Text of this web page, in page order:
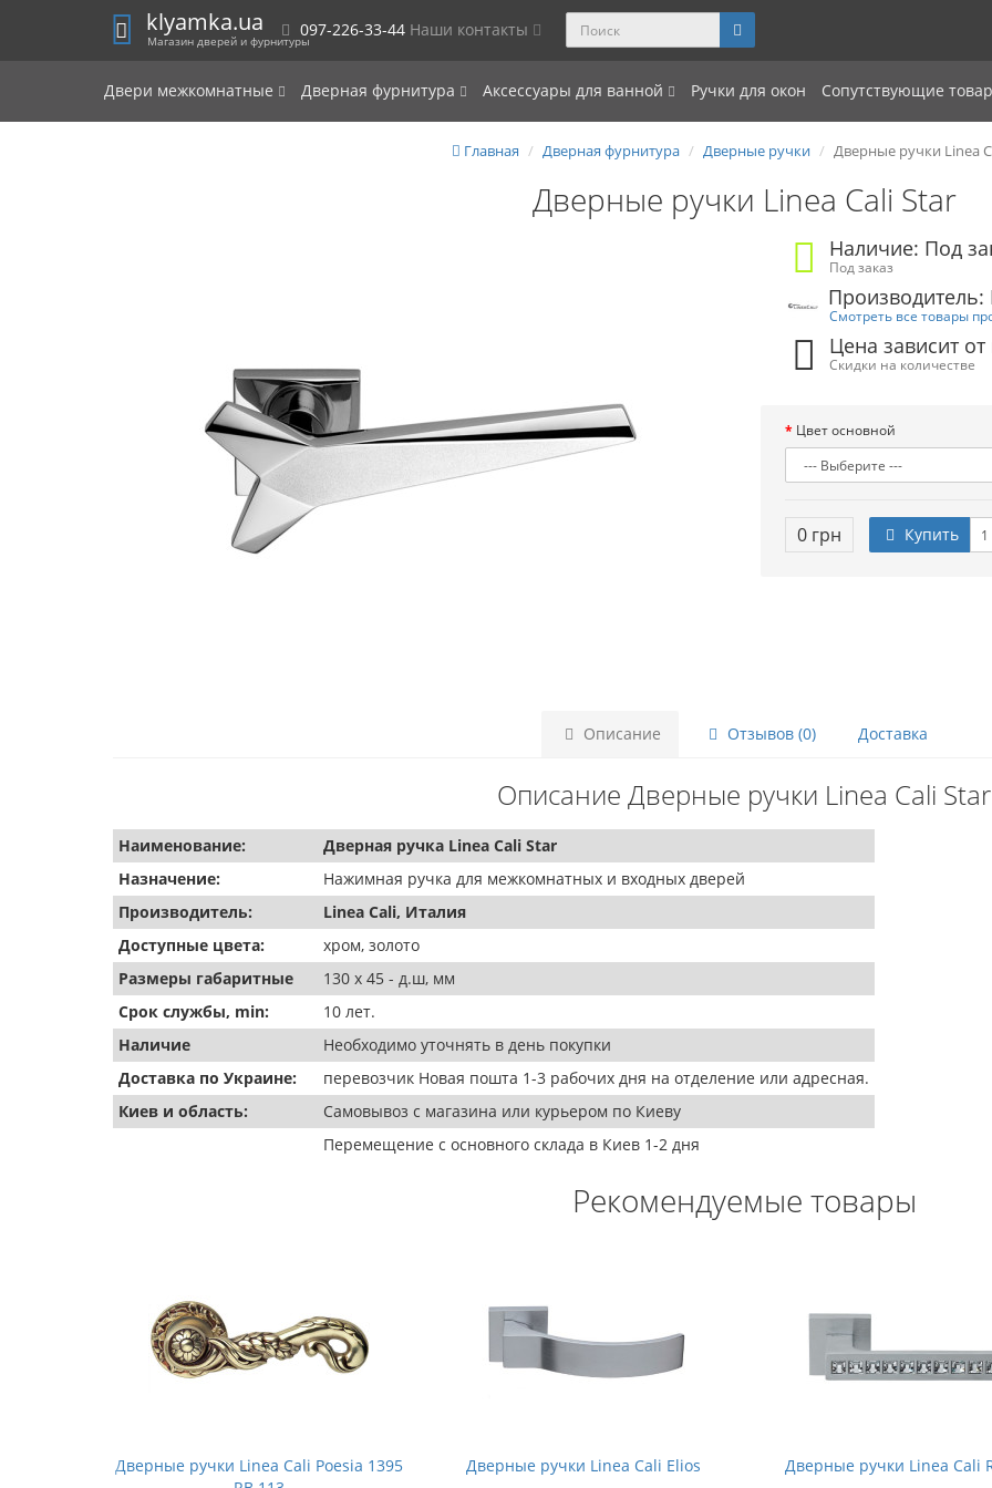
klyamka.ua
Магазин дверей и фурнитуры
097-226-33-44 Наши контакты
Двери межкомнатные Дверная фурнитура Аксессуары для ванной Ручки для окон Сопутствующие
Главная Дверная фурнитура Дверные ручки Дверные ручки Linea
Дверные ручки Linea Cali Star
Наличие: Под
Под заказ
Производитель:
Смотреть все товары
Цена зависит
Скидки на количестве
Цвет основной
0 грн Купить
Описание Отзывов (0) Доставка
Описание Дверные ручки Linea Cali Star
Наименование:
Дверная ручка Linea Cali Star
Назначение:
Нажимная ручка для межкомнатных и входных дверей
Производитель:
Linea Cali, Италия
Доступные цвета:
хром, золото
Размеры габаритные
130 х 45 - д.ш, мм
Срок службы, min:
10 лет.
Наличие
Необходимо уточнять в день покупки
Доставка по Украине:
перевозчик Новая пошта 1-3 рабочих дня на отделение или адресная.
Киев и область:
Самовывоз с магазина или курьером по Киеву
Перемещение с основного склада в Киев 1-2 дня
Рекомендуемые товары
Дверные ручки Linea Cali Poesia 1395
Дверные ручки Linea Cali Elios Дверные ручки Linea Cali